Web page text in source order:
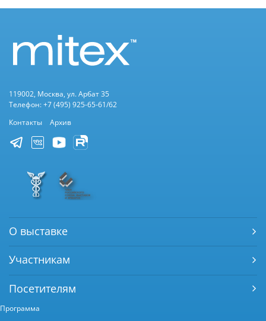
119002, Москва, ул. Арбат 35
Телефон: +7 (495) 925-65-61/62
Контакты
Архив
О выставке
Участникам
Посетителям
Программа